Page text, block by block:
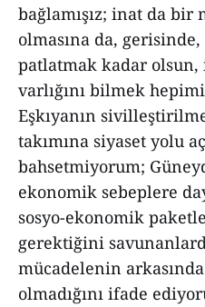
bağlamışız; inat da bir
olmasına da,
patlatmak kadar
varlığını bilmek
Eşkıyanın
takımına siyaset yolu
bahsetmiyorum;
ekonomik sebeplere
sosyo-ekonomik
gerektiğini
mücadelenin
olmadığını ifade